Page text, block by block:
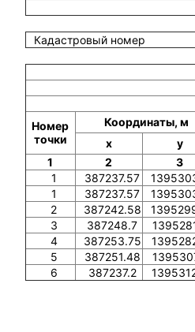
Кадастровый номер
Номер
точки
Координаты, м
x
y
1
2 3
1
387237.57
1
387237.57
2
387242.58
3
387248.7
4
387253.75
5
387251.48
6
387237.2